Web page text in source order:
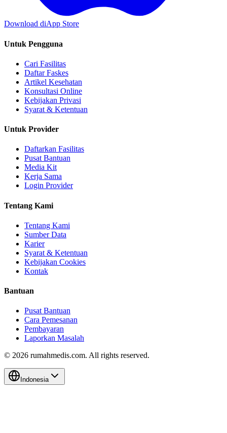
Download diApp Store
Untuk Pengguna
Cari Fasilitas
Daftar Faskes
Artikel Kesehatan
Konsultasi Online
Kebijakan Privasi
Syarat & Ketentuan
Untuk Provider
Daftarkan Fasilitas
Pusat Bantuan
Media Kit
Kerja Sama
Login Provider
Tentang Kami
Tentang Kami
Sumber Data
Karier
Syarat & Ketentuan
Kebijakan Cookies
Kontak
Bantuan
Pusat Bantuan
Cara Pemesanan
Pembayaran
Laporkan Masalah
© 2026 rumahmedis.com. All rights reserved.
Indonesia